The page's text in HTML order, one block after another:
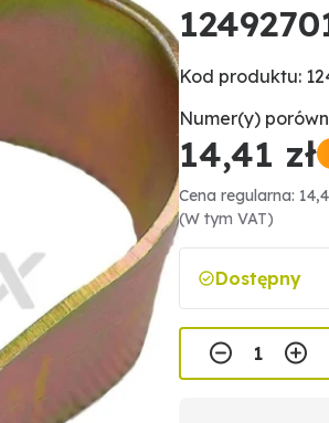
Kod produktu:
Numer(y)
14,41 zł
Cena regularna:
(W tym VAT)
Dostępny